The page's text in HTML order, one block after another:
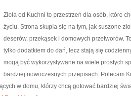
Zioła od Kuchni to przestrzeń dla osób, które
życiu. Strona skupia się na tym, jak suszone
deserów, przekąsek i domowych przetworów.
tylko dodatkiem do dań, lecz stają się
mogą być wykorzystywane na wiele prostych
bardziej nowoczesnych przepisach. Polecam
w domu, którzy chcą gotować bardziej